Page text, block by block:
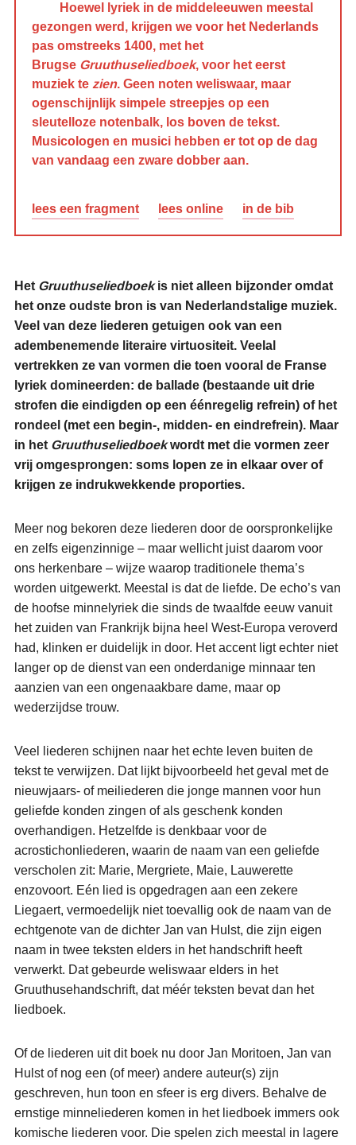
Hoewel lyriek in de middeleeuwen meestal
gezongen werd, krijgen we voor het Nederlands
pas omstreeks 1400, met het
Brugse Gruuthuseliedboek, voor het eerst
muziek te zien. Geen noten weliswaar, maar
ogenschijnlijk simpele streepjes op een
sleutelloze notenbalk, los boven de tekst.
Musicologen en musici hebben er tot op de dag
van vandaag een zware dobber aan.
lees een fragment lees online in de bib
Het Gruuthuseliedboekis niet alleen bijzonder omdat
het onze oudste bron is van Nederlandstalige muziek.
Veel van deze liederen getuigen ook van een
adembenemende literaire virtuositeit. Veelal
vertrekken ze van vormen die toen vooral de Franse
lyriek domineerden: de ballade (bestaande uit drie
strofen die eindigden op een éénregelig refrein) of het
rondeel (met een begin-, midden- en eindrefrein). Maar
in het Gruuthuseliedboekwordt met die vormen zeer
vrij omgesprongen: soms lopen ze in elkaar over of
krijgen ze indrukwekkende proporties.
Meer nog bekoren deze liederen door de oorspronkelijke
en zelfs eigenzinnige – maar wellicht juist daarom voor
ons herkenbare – wijze waarop traditionele thema’s
worden uitgewerkt. Meestal is dat de liefde. De echo’s van
de hoofse minnelyriek die sinds de twaalfde eeuw vanuit
het zuiden van Frankrijk bijna heel West-Europa veroverd
had, klinken er duidelijk in door. Het accent ligt echter niet
langer op de dienst van een onderdanige minnaar ten
aanzien van een ongenaakbare dame, maar op
wederzijdse trouw.
Veel liederen schijnen naar het echte leven buiten de
tekst te verwijzen. Dat lijkt bijvoorbeeld het geval met de
nieuwjaars- of meiliederen die jonge mannen voor hun
geliefde konden zingen of als geschenk konden
overhandigen. Hetzelfde is denkbaar voor de
acrostichonliederen, waarin de naam van een geliefde
verscholen zit: Marie, Mergriete, Maie, Lauwerette
enzovoort. Eén lied is opgedragen aan een zekere
Liegaert, vermoedelijk niet toevallig ook de naam van de
echtgenote van de dichter Jan van Hulst, die zijn eigen
naam in twee teksten elders in het handschrift heeft
verwerkt. Dat gebeurde weliswaar elders in het
Gruuthusehandschrift, dat méér teksten bevat dan het
liedboek.
Of de liederen uit dit boek nu door Jan Moritoen, Jan van
Hulst of nog een (of meer) andere auteur(s) zijn
geschreven, hun toon en sfeer is erg divers. Behalve de
ernstige minneliederen komen in het liedboek immers ook
komische liederen voor. Die spelen zich meestal in lagere